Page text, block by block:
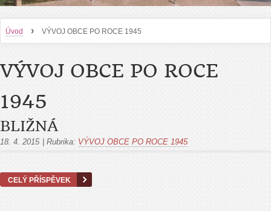
Úvod › VÝVOJ OBCE PO ROCE 1945
VÝVOJ OBCE PO ROCE
1945
BLIŽNÁ
18. 4. 2015 Rubrika: VÝVOJ OBCE PO ROCE 1945
CELÝ PŘÍSPĚVEK